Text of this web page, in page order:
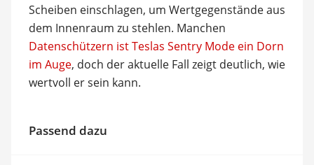
Scheiben einschlagen, um Wertgegenstände aus
dem Innenraum zu stehlen. Manchen
Datenschützern ist Teslas Sentry Mode ein Dorn
im Auge, doch der aktuelle Fall zeigt deutlich, wie
wertvoll er sein kann.
Passend dazu